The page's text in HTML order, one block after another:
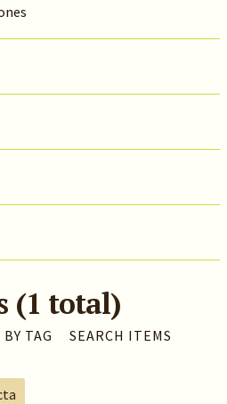
(1 total)
TAG SEARCH ITEMS